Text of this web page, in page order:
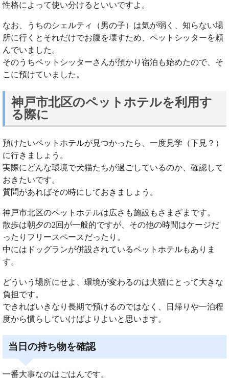
性格によって使い分けるといいですよ。
なお、うちのシェルティ（男の子）は気が弱く、知らない場
所に行くとそれだけでお腹を壊すため、ペットシッターを頼
んでいました。
そのうちペットシッターさんが預かり宿泊も始めたので、そ
こに預けていました。
神戸市北区のペットホテルを利用す
る際に
預けたいペットホテルが見つかったら、一度見学（下見？）
に行きましょう。
実際にどんな環境で犬猫たちが過ごしているのか、確認して
おきたいです。
質問があればその時にしておきましょう。
神戸市北区のペットホテルは広さも施設もさまざまです。
散歩は朝夕の2回が一般的ですが、その他の時間はケージだ
ったりフリースペースだったり。
中にはドッグランが併設されているペットホテルもありま
す。
どういう場所にせよ、環境が変わるのは犬猫にとって大きな
負担です。
できればいきなり長期で預けるのではなく、日帰りや一泊程
度から慣らしていけばよりよいと思います。
当日の持ち物を確認
一番大事なのはごはんです。